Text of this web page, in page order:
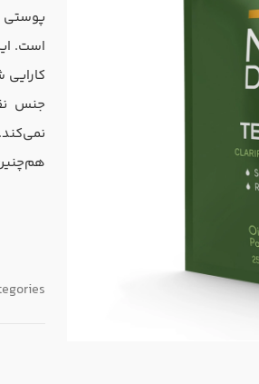
پوستی
است.
جنس
نمی‌کند.